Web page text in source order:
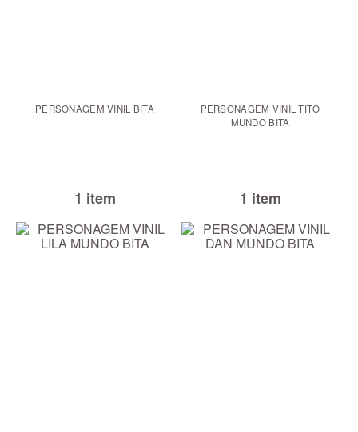
PERSONAGEM VINIL BITA
1 item
PERSONAGEM VINIL TITO
MUNDO BITA
1 item